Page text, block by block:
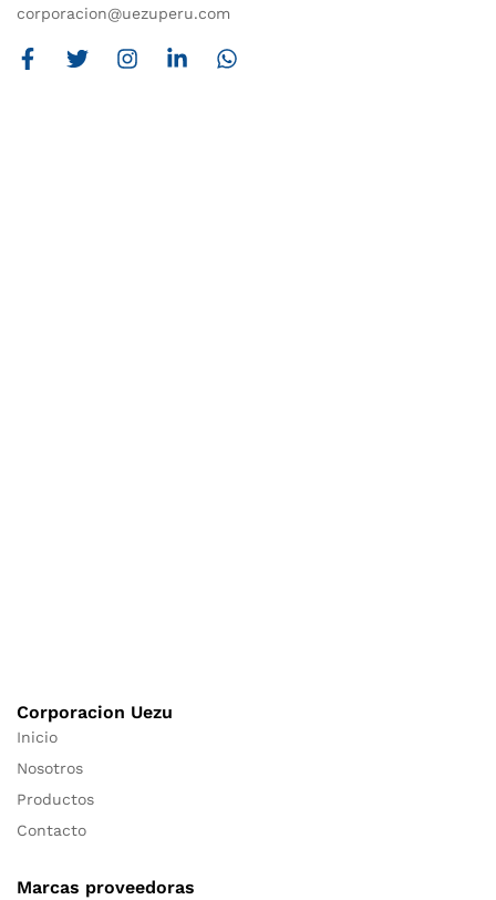
corporacion@uezuperu.com
Corporacion Uezu
Inicio
Nosotros
Productos
Contacto
Marcas proveedoras